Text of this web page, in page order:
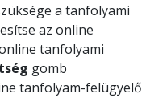
a tanfolyami
az online
tanfolyami
gomb
tanfolyam-felügyelő